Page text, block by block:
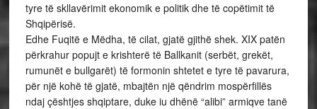
tyre të skllavërimit ekonomik e politik dhe të copëtimit të
Shqipërisë.
Edhe Fuqitë e Mëdha, të cilat, gjatë gjithë shek. XIX patën
përkrahur popujt e krishterë të Ballkanit (serbët, grekët,
rumunët e bullgarët) të formonin shtetet e tyre të pavarura,
për një kohë të gjatë, mbajtën një qëndrim mospërfillës
ndaj çështjes shqiptare, duke iu dhënë “alibi” armiqve tanë